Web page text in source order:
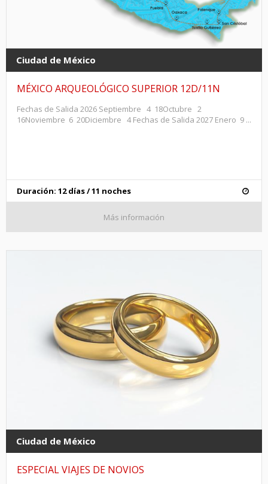
Ciudad de México
MÉXICO ARQUEOLÓGICO SUPERIOR 12D/11N
Fechas de Salida 2026 Septiembre 4 18Octubre 2
16Noviembre 6 20Diciembre 4 Fechas de Salida 2027 Enero 9 ...
Duración: 12 días / 11 noches
Más información
Ciudad de México
ESPECIAL VIAJES DE NOVIOS